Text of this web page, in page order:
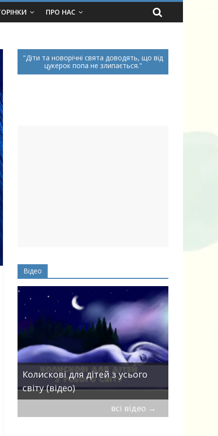
ПРО НАС
Діти та новорічні свята доводять, що від
цукерок попа не злипається.
Відео
Колискові для дітей з усього
світу (відео)
всі відео →